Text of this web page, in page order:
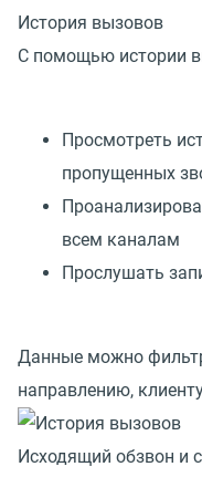
История вызовов
С помощью истории
Просмотреть
пропущенных
всем каналам
Прослушать
Данные можно
направлению,
Исходящий обзвон и